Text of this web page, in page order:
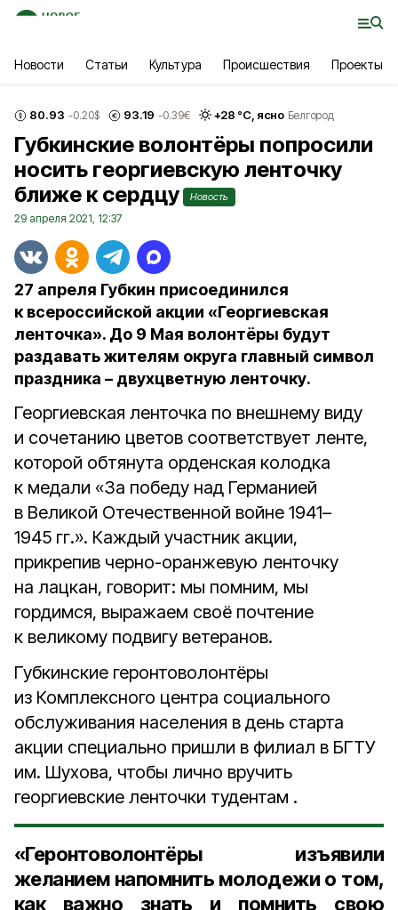
Новости Статьи Культура Происшествия Проекты
80.93 -0.20$ 93.19 -0.39€ +28 °С, ясно Белгород
Губкинские волонтёры попросили
носить георгиевскую ленточку
ближе к сердцу
Новость
29 апреля 2021, 12:37
27 апреля Губкин присоединился
к всероссийской акции «Георгиевская
ленточка». До 9 Мая волонтёры будут
раздавать жителям округа главный символ
праздника – двухцветную ленточку.
Георгиевская ленточка по внешнему виду
и сочетанию цветов соответствует ленте,
которой обтянута орденская колодка
к медали «За победу над Германией
в Великой Отечественной войне 1941–
1945 гг.». Каждый участник акции,
прикрепив черно-оранжевую ленточку
на лацкан, говорит: мы помним, мы
гордимся, выражаем своё почтение
к великому подвигу ветеранов.
Губкинские геронтоволонтёры
из Комплексного центра социального
обслуживания населения в день старта
акции специально пришли в филиал в БГТУ
им. Шухова, чтобы лично вручить
георгиевские ленточки тудентам .
«Геронтоволонтёры изъявили
желанием напомнить молодежи о том,
как важно знать и помнить свою